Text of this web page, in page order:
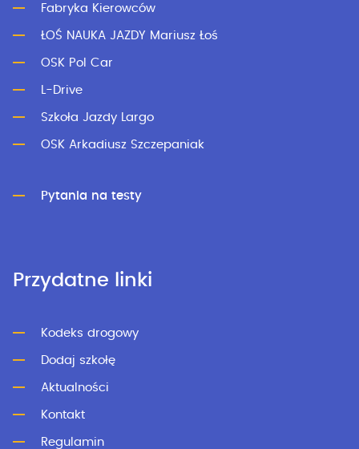
Fabryka Kierowców
ŁOŚ NAUKA JAZDY Mariusz Łoś
OSK Pol Car
L-Drive
Szkoła Jazdy Largo
OSK Arkadiusz Szczepaniak
Pytania na testy
Przydatne linki
Kodeks drogowy
Dodaj szkołę
Aktualności
Kontakt
Regulamin